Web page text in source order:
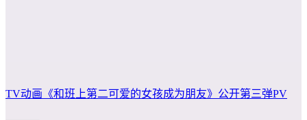
TV动画《和班上第二可爱的女孩成为朋友》公开第三弹PV